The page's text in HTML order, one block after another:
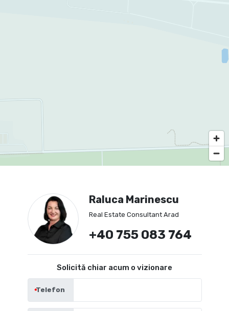
Raluca Marinescu
Real Estate Consultant Arad
+40 755 083 764
Solicită chiar acum o vizionare
Telefon